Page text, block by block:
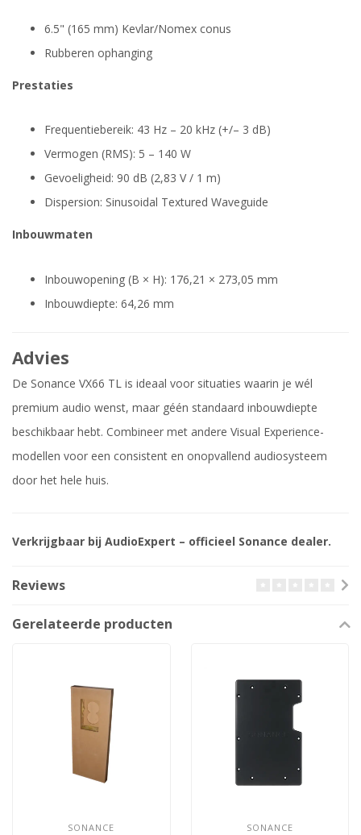
6.5" (165 mm) Kevlar/Nomex conus
Rubberen ophanging
Prestaties
Frequentiebereik: 43 Hz – 20 kHz (+/– 3 dB)
Vermogen (RMS): 5 – 140 W
Gevoeligheid: 90 dB (2,83 V / 1 m)
Dispersion: Sinusoidal Textured Waveguide
Inbouwmaten
Inbouwopening (B × H): 176,21 × 273,05 mm
Inbouwdiepte: 64,26 mm
Advies
De Sonance VX66 TL is ideaal voor situaties waarin je wél
premium audio wenst, maar géén standaard inbouwdiepte
beschikbaar hebt. Combineer met andere Visual Experience-
modellen voor een consistent en onopvallend audiosysteem
door het hele huis.
Verkrijgbaar bij AudioExpert – officieel Sonance dealer.
Reviews
Gerelateerde producten
SONANCE SONANCE